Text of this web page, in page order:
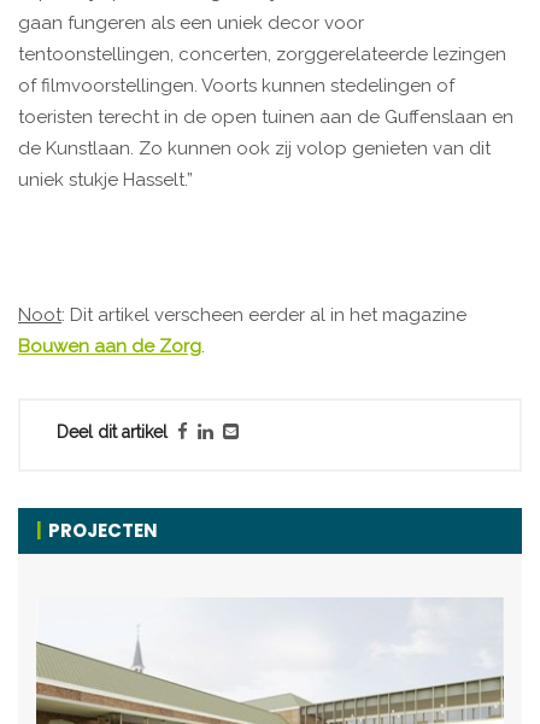
gaan fungeren als een uniek decor voor
tentoonstellingen, concerten, zorggerelateerde lezingen
of filmvoorstellingen. Voorts kunnen stedelingen of
toeristen terecht in de open tuinen aan de Guffenslaan en
de Kunstlaan. Zo kunnen ook zij volop genieten van dit
uniek stukje Hasselt.”
Noot: Dit artikel verscheen eerder al in het magazine
Bouwen aan de Zorg.
Deel dit artikel
PROJECTEN